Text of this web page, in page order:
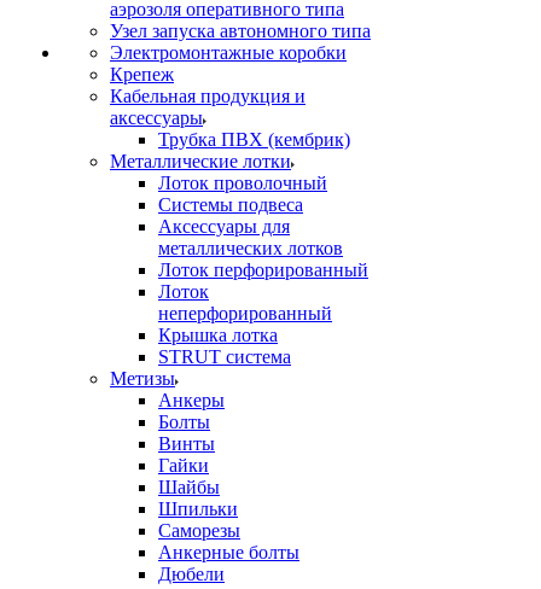
аэрозоля оперативного типа
Узел запуска автономного типа
Электромонтажные коробки
Крепеж
Кабельная продукция и
аксессуары
Трубка ПВХ (кембрик)
Металлические лотки
Лоток проволочный
Системы подвеса
Аксессуары для
металлических лотков
Лоток перфорированный
Лоток
неперфорированный
Крышка лотка
STRUT система
Метизы
Анкеры
Болты
Винты
Гайки
Шайбы
Шпильки
Саморезы
Анкерные болты
Дюбели